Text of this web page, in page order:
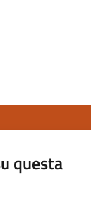
questa